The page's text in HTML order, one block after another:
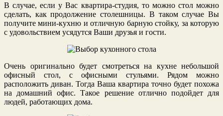
В случае, если у Вас квартира-студия, то можно стол можно
сделать, как продолжение столешницы. В таком случае Вы
получите мини-кухню и отличную барную стойку, за которую
с удовольствием усядутся Ваши друзья и гости.
Очень оригинально будет смотреться на кухне небольшой
офисный стол, с офисными стульями. Рядом можно
расположить диван. Тогда Ваша квартира точно будет похожа
на домашний офис. Такое решение отлично подойдет для
людей, работающих дома.